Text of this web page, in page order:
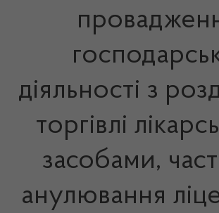
діяльності з
торгівлі
засобами,
анулювання